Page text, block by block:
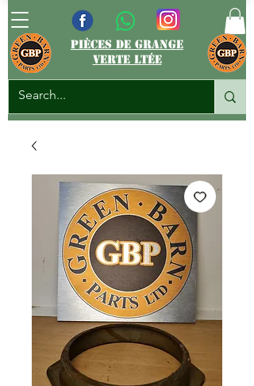
pièces de grange
verte ltée